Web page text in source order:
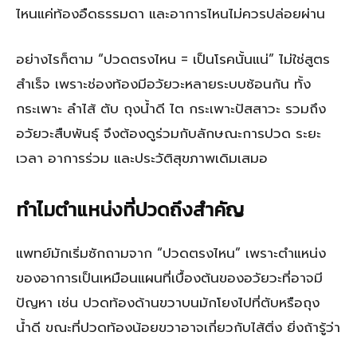
ไหนแค่ท้องอืดธรรมดา และอาการไหนไม่ควรปล่อยผ่าน
อย่างไรก็ตาม “ปวดตรงไหน = เป็นโรคนั้นแน่” ไม่ใช่สูตร
สำเร็จ เพราะช่องท้องมีอวัยวะหลายระบบซ้อนกัน ทั้ง
กระเพาะ ลำไส้ ตับ ถุงน้ำดี ไต กระเพาะปัสสาวะ รวมถึง
อวัยวะสืบพันธุ์ จึงต้องดูร่วมกับลักษณะการปวด ระยะ
เวลา อาการร่วม และประวัติสุขภาพเดิมเสมอ
ทำไมตำแหน่งที่ปวดถึงสำคัญ
แพทย์มักเริ่มซักถามจาก “ปวดตรงไหน” เพราะตำแหน่ง
ของอาการเป็นเหมือนแผนที่เบื้องต้นของอวัยวะที่อาจมี
ปัญหา เช่น ปวดท้องด้านขวาบนมักโยงไปที่ตับหรือถุง
น้ำดี ขณะที่ปวดท้องน้อยขวาอาจเกี่ยวกับไส้ติ่ง ยิ่งถ้ารู้ว่า